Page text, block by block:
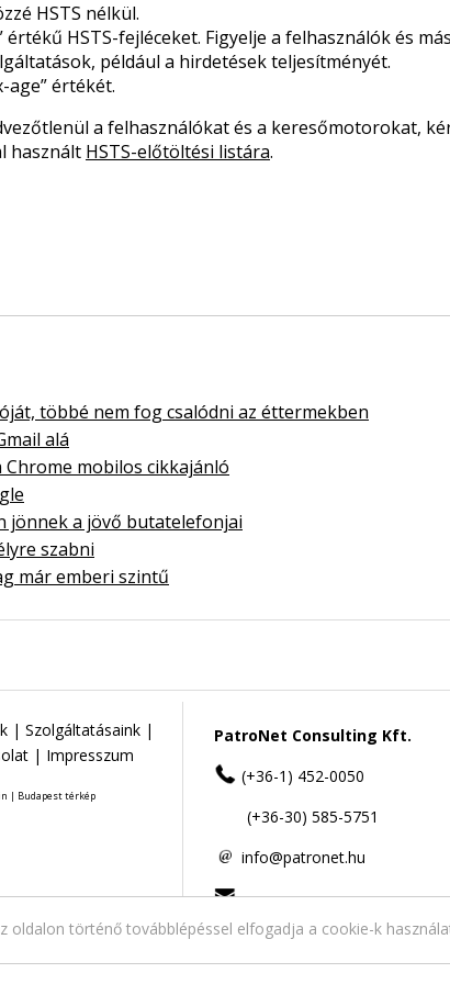
történő továbblépéssel elfogadja a cookie-k
HSTS nélkül.
értékű HSTS-fejléceket. Figyelje a felhasználók és
például a hirdetések teljesítményét.
age” értékét.
a felhasználókat és a keresőmotorokat,
használt HSTS-előtöltési listára.
többé nem fog csalódni az éttermekben
alá
mobilos cikkajánló
jönnek a jövő butatelefonjai
szabni
már emberi szintű
|Szolgáltatásaink |
| Impresszum
| Budapest térkép
PatroNet Consulting Kft.
(+36-1) 452-0050
(+36-30) 585-5751
info@patronet.hu
2141 Csömör,
Erdő köz 9..